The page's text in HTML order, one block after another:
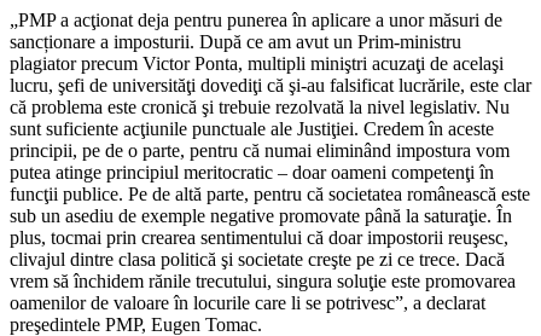
„PMP a acţionat deja pentru punerea în aplicare a unor măsuri de
sancționare a imposturii. După ce am avut un Prim-ministru
plagiator precum Victor Ponta, multipli miniştri acuzaţi de acelaşi
lucru, şefi de universităţi dovediţi că şi-au falsificat lucrările, este clar
că problema este cronică şi trebuie rezolvată la nivel legislativ. Nu
sunt suficiente acţiunile punctuale ale Justiţiei. Credem în aceste
principii, pe de o parte, pentru că numai eliminând impostura vom
putea atinge principiul meritocratic – doar oameni competenţi în
funcţii publice. Pe de altă parte, pentru că societatea românească este
sub un asediu de exemple negative promovate până la saturaţie. În
plus, tocmai prin crearea sentimentului că doar impostorii reuşesc,
clivajul dintre clasa politică şi societate creşte pe zi ce trece. Dacă
vrem să închidem rănile trecutului, singura soluţie este promovarea
oamenilor de valoare în locurile care li se potrivesc”, a declarat
preşedintele PMP, Eugen Tomac.